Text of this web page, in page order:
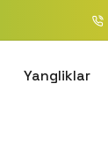
Yangliklar